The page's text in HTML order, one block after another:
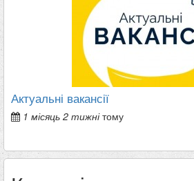
Актуальні вакансії
1 місяць 2 тижнітому